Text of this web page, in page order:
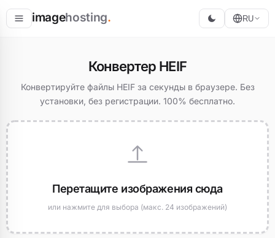
imagehosting.
Изменить размер
RU
Конвертер HEIF
Конвертируйте файлы HEIF за секунды в браузере. Без
установки, без регистрации. 100% бесплатно.
Перетащите изображения сюда
или нажмите для выбора (макс. 24 изображений)